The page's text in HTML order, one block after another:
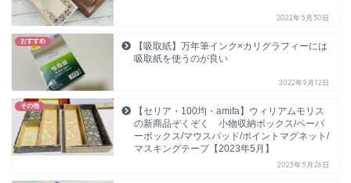
2022年5月30日
おすすめ
【吸取紙】万年筆インク×カリグラフィーには
吸取紙を使うのが良い
2022年9月12日
その他
【セリア・100均・amifa】ウィリアムモリス
の新商品ぞくぞく 小物収納ボックス/ペーパ
ーボックス/マウスパッド/ポイントマグネット/
マスキングテープ【2023年5月】
2023年5月26日